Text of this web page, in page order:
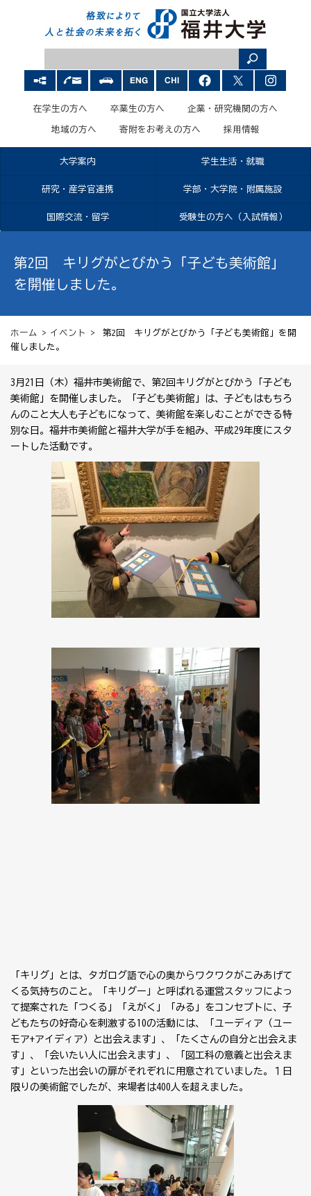
在学生の方へ 卒業生の方へ 企業・研究機関の方へ
地域の方へ 寄附をお考えの方へ 採用情報
大学案内 学生生活・就職
研究・産学官連携 学部・大学院・附属施設
国際交流・留学 受験生の方へ（入試情報）
第2回 キリグがとびかう「子ども美術館」
を開催しました。
ホーム > イベント
> 第2回 キリグがとびかう「子ども美術館」を開
催しました。
3月21日（木）福井市美術館で、第2回キリグがとびかう「子ども
美術館」を開催しました。「子ども美術館」は、子どもはもちろ
んのこと大人も子どもになって、美術館を楽しむことができる特
別な日。福井市美術館と福井大学が手を組み、平成29年度にスタ
ートした活動です。
「キリグ」とは、タガログ語で心の奥からワクワクがこみあげて
くる気持ちのこと。「キリグー」と呼ばれる運営スタッフによっ
て提案された「つくる」「えがく」「みる」をコンセプトに、子
どもたちの好奇心を刺激する10の活動には、「ユーディア（ユー
モア+アイディア）と出会えます」、「たくさんの自分と出会えま
す」、「会いたい人に出会えます」、「図工科の意義と出会えま
す」といった出会いの扉がそれぞれに用意されていました。１日
限りの美術館でしたが、来場者は400人を超えました。